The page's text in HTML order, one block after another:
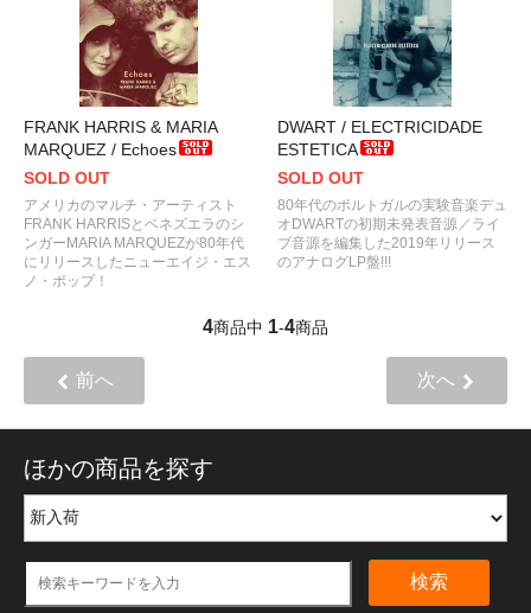
FRANK HARRIS & MARIA
MARQUEZ / Echoes
SOLD OUT
アメリカのマルチ・アーティスト
FRANK HARRISとベネズエラのシ
ンガーMARIA MARQUEZが80年代
にリリースしたニューエイジ・エス
ノ・ポップ！
DWART / ELECTRICIDADE
ESTETICA
SOLD OUT
80年代のポルトガルの実験音楽デュ
オDWARTの初期未発表音源／ライ
ブ音源を編集した2019年リリース
のアナログLP盤!!!
4商品中 1-4商品
前へ 次へ
ほかの商品を探す
検索